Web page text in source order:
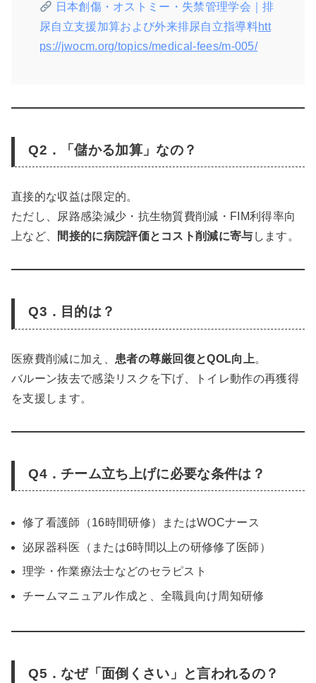
日本創傷・オストミー・失禁管理学会｜排
尿自立支援加算および外来排尿自立指導料htt
ps://jwocm.org/topics/medical-fees/m-005/
Q2．「儲かる加算」なの？
直接的な収益は限定的。
ただし、尿路感染減少・抗生物質費削減・FIM利得率向
上など、
間接的に病院評価とコスト削減に寄与 します。
Q3．目的は？
医療費削減に加え、 患者の尊厳回復とQOL向上。
バルーン抜去で感染リスクを下げ、トイレ動作の再獲得
を支援します。
Q4．チーム立ち上げに必要な条件は？
修了看護師（16時間研修）またはWOCナース
泌尿器科医（または6時間以上の研修修了医師）
理学・作業療法士などのセラピスト
チームマニュアル作成と、全職員向け周知研修
Q5．なぜ「面倒くさい」と言われるの？